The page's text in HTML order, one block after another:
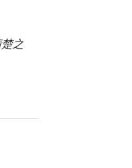
之